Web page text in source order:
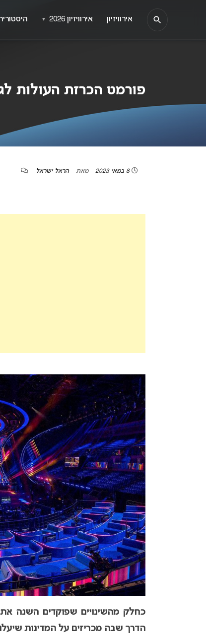
פורמט הכרזת העולות
8 במאי 2023 מאת הראל ישראל
כחלק מהשינויים שפוקדים השנה
הדרך שבה מכריזים על המדינות
אירוויזיון אירוויזיון 2026 ▼